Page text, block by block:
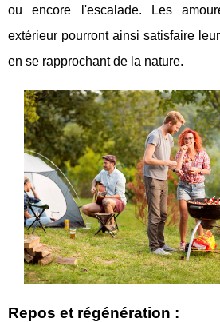
ou encore l'escalade. Les
extérieur pourront ainsi satisfaire
en se rapprochant de la nature.
Repos et régénération :